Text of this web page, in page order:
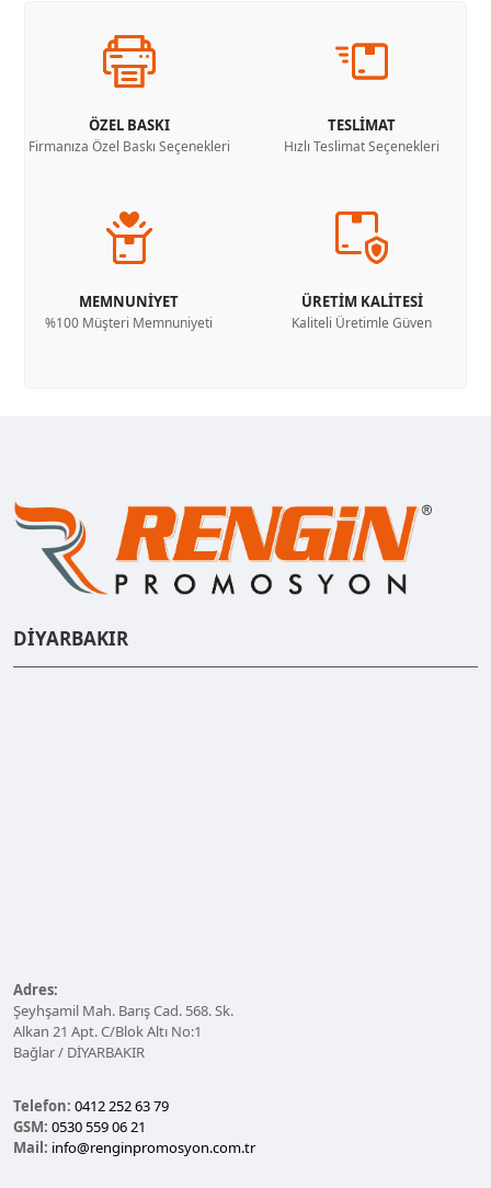
ÖZEL BASKI
Firmanıza Özel Baskı Seçenekleri
TESLİMAT
Hızlı Teslimat Seçenekleri
MEMNUNİYET
%100 Müşteri Memnuniyeti
ÜRETİM KALİTESİ
Kaliteli Üretimle Güven
DİYARBAKIR
Adres:
Şeyhşamil Mah. Barış Cad. 568. Sk.
Alkan 21 Apt. C/Blok Altı No:1
Bağlar / DİYARBAKIR
Telefon: 0412 252 63 79
GSM: 0530 559 06 21
Mail: info@renginpromosyon.com.tr